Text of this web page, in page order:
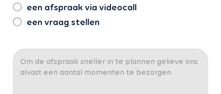
een afspraak via videocall
een vraag stellen